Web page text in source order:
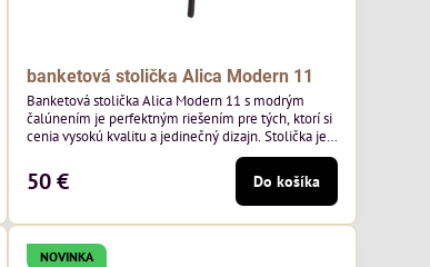
banketová stolička Alica Modern 11
Banketová stolička Alica Modern 11 s modrým
čalúnením je perfektným riešením pre tých, ktorí si
cenia vysokú kvalitu a jedinečný dizajn. Stolička je
výnimočná použitím vysoko kvalitného modrého
čalúnenia Mossa 79 od poľského výrobcu Davis
ktorého látka má hmotnosť 325 g/m², čo zaručuje
výnimočnú odolnosť a pohodlie. Okrem toho je
látka vybavená technológiou Easy-Clean, vďaka
ktorej sa ľahko...
50 € Do košíka
NOVINKA